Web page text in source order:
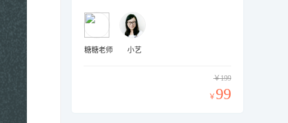
糖糖老师 小艺
￥199
￥99